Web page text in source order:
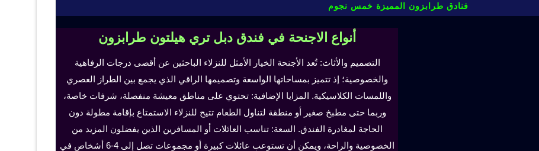
فنادق طرابزون المميزة خمس نجوم
أنواع الاجنحة في فندق دبل تري هيلتون طرابزون
التصميم والأثاث: تُعد الأجنحة الخيار الأمثل للنزلاء الباحثين عن أقصى درجات الرفاهية
والخصوصية؛ إذ تتميز بمساحاتها الواسعة وتصميمها الراقي الذي يجمع بين الطراز العصري
واللمسات الكلاسيكية. المزايا الإضافية: تحتوي على مناطق معيشة منفصلة، شرفات خاصة،
وربما حتى مطبخ صغير أو منطقة لتناول الطعام تتيح للنزلاء الاستمتاع بإقامة مطولة دون
الحاجة لمغادرة الفندق. السعة: تناسب العائلات أو المسافرين الذين يفضلون المزيد من
الخصوصية والراحة، ويمكن أن تستوعب عائلات كبيرة أو مجموعات تصل إلى 4-6 أشخاص في